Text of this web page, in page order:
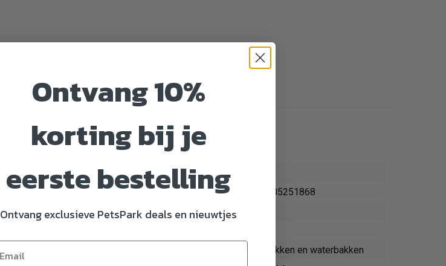
Specificaties
Artikelnummer
EAN nummer
4011905251868
Dier
Voerbakken en waterbakken
Ontvang 10%
korting bij je
eerste bestelling
Ontvang exclusieve PetsPark deals en nieuwtjes